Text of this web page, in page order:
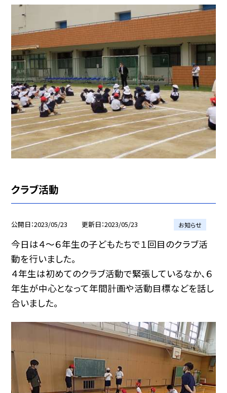
クラブ活動
公開日 2023/05/23 更新日 2023/05/23 お知らせ
今日は４〜６年生の子どもたちで１回目のクラブ活
動を行いました。
４年生は初めてのクラブ活動で緊張しているなか、６
年生が中心となって年間計画や活動目標などを話し
合いました。